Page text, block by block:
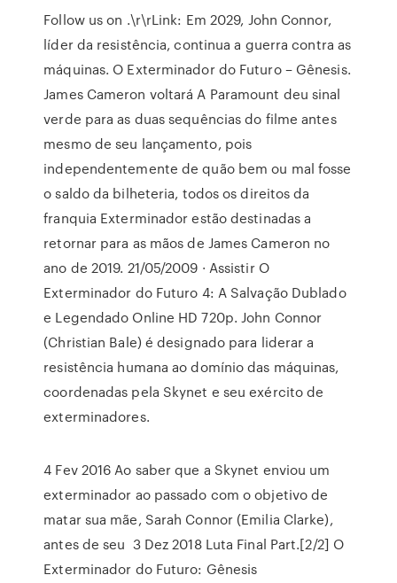
Follow us on .\r\rLink: Em 2029, John Connor,
líder da resistência, continua a guerra contra as
máquinas. O Exterminador do Futuro – Gênesis.
James Cameron voltará A Paramount deu sinal
verde para as duas sequências do filme antes
mesmo de seu lançamento, pois
independentemente de quão bem ou mal fosse
o saldo da bilheteria, todos os direitos da
franquia Exterminador estão destinadas a
retornar para as mãos de James Cameron no
ano de 2019. 21/05/2009 · Assistir O
Exterminador do Futuro 4: A Salvação Dublado
e Legendado Online HD 720p. John Connor
(Christian Bale) é designado para liderar a
resistência humana ao domínio das máquinas,
coordenadas pela Skynet e seu exército de
exterminadores.
4 Fev 2016 Ao saber que a Skynet enviou um
exterminador ao passado com o objetivo de
matar sua mãe, Sarah Connor (Emilia Clarke),
antes de seu 3 Dez 2018 Luta Final Part.[2/2] O
Exterminador do Futuro: Gênesis